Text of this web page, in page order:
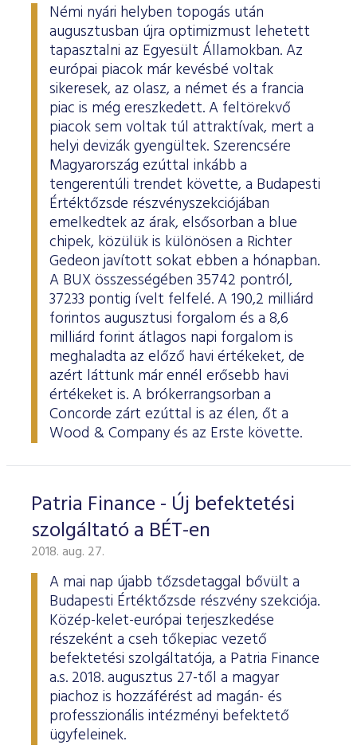
Némi nyári helyben topogás után
augusztusban újra optimizmust lehetett
tapasztalni az Egyesült Államokban. Az
európai piacok már kevésbé voltak
sikeresek, az olasz, a német és a francia
piac is még ereszkedett. A feltörekvő
piacok sem voltak túl attraktívak, mert a
helyi devizák gyengültek. Szerencsére
Magyarország ezúttal inkább a
tengerentúli trendet követte, a Budapesti
Értéktőzsde részvényszekciójában
emelkedtek az árak, elsősorban a blue
chipek, közülük is különösen a Richter
Gedeon javított sokat ebben a hónapban.
A BUX összességében 35742 pontról,
37233 pontig ívelt felfelé. A 190,2 milliárd
forintos augusztusi forgalom és a 8,6
milliárd forint átlagos napi forgalom is
meghaladta az előző havi értékeket, de
azért láttunk már ennél erősebb havi
értékeket is. A brókerrangsorban a
Concorde zárt ezúttal is az élen, őt a
Wood & Company és az Erste követte.
Patria Finance - Új befektetési
szolgáltató a BÉT-en
2018. aug. 27.
A mai nap újabb tőzsdetaggal bővült a
Budapesti Értéktőzsde részvény szekciója.
Közép-kelet-európai terjeszkedése
részeként a cseh tőkepiac vezető
befektetési szolgáltatója, a Patria Finance
a.s. 2018. augusztus 27-től a magyar
piachoz is hozzáférést ad magán- és
professzionális intézményi befektető
ügyfeleinek.